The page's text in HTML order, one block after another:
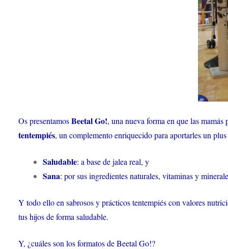
Os presentamosBeetal Go!, una nueva forma en que las
tentempiés, un complemento enriquecido para aportarles un
Saludable: a base de jalea real, y
Sana: por sus ingredientes naturales, vitaminas y
Y todo ello en sabrosos y prácticos tentempiés con valores
tus hijos de forma saludable.
Y, ¿cuáles son los formatos de Beetal Go!?